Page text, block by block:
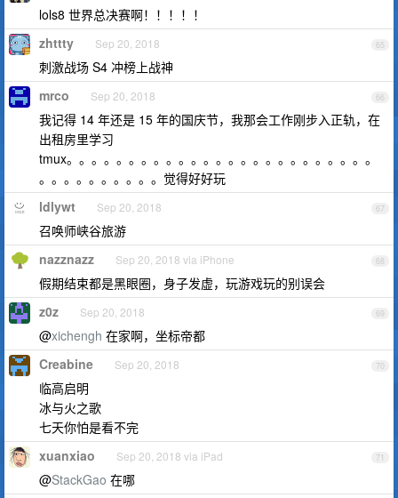
lols8 世界总决赛啊！！！！！
65
zhttty Sep 20, 2018
刺激战场 S4 冲榜上战神
66
mrco Sep 20, 2018
我记得 14 年还是 15 年的国庆节，我那会工作刚步入正轨，在
出租房里学习
tmux。。。。。。。。。。。。。。。。。。。。。。。。。
。。。。。。。。。。觉得好好玩
67
ldlywt Sep 20, 2018
召唤师峡谷旅游
68
nazznazz Sep 20, 2018 via iPhone
假期结束都是黑眼圈，身子发虚，玩游戏玩的别误会
69
z0z Sep 20, 2018
@xichengh 在家啊，坐标帝都
70
Creabine Sep 20, 2018
临高启明
冰与火之歌
七天你怕是看不完
71
xuanxiao Sep 20, 2018 via iPad
@StackGao 在哪